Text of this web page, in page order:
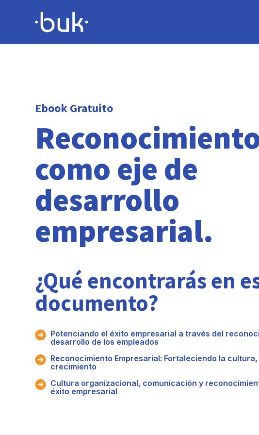
Ebook Gratuito
como eje de
desarrollo
empresarial.
¿Qué encontrarás en
documento?
Potenciando el éxito empresarial a través del
desarrollo de los empleados
Reconocimiento Empresarial: Fortaleciendo la
crecimiento
Cultura organizacional, comunicación y
éxito empresarial